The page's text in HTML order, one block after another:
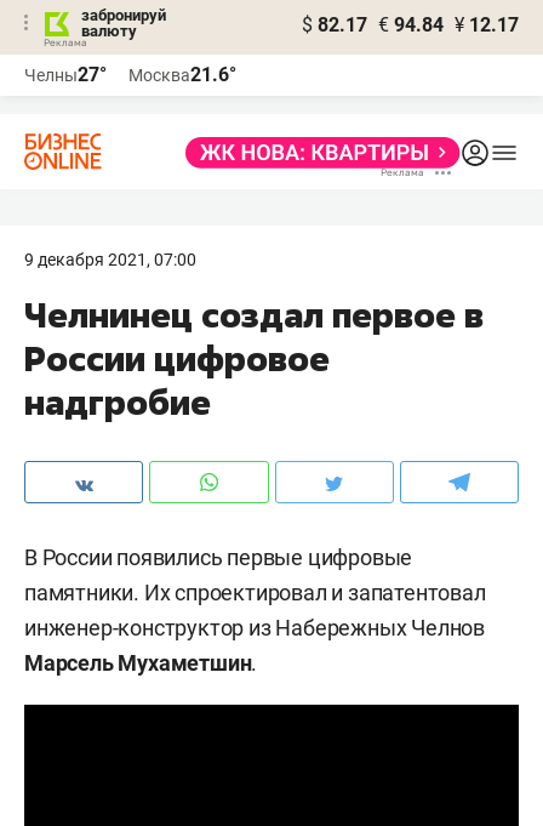
забронируй
валюту
$ 82.17 € 94.84 ¥ 12.17
Челны27° Москва21.6°
9 декабря 2021, 07:00
Челнинец создал первое в
России цифровое
надгробие
В России появились первые цифровые
памятники. Их спроектировал и запатентовал
инженер-конструктор из Набережных Челнов
Марсель Мухаметшин.